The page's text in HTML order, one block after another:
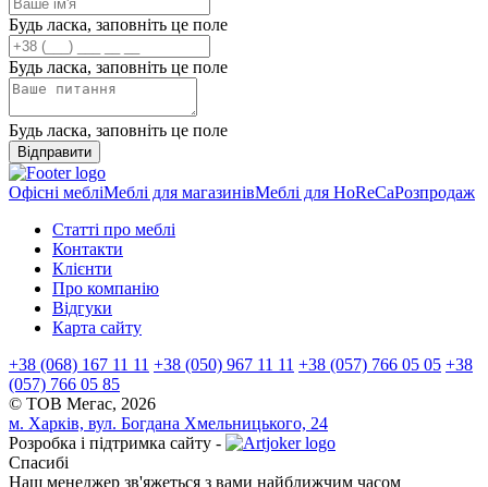
Будь ласка, заповніть це поле
Будь ласка, заповніть це поле
Будь ласка, заповніть це поле
Відправити
Офісні мебліМеблі для магазинівМеблі для HoReCaРозпродаж
Статті про меблі
Контакти
Клієнти
Про компанію
Відгуки
Карта сайту
+38 (068) 167 11 11 +38 (050) 967 11 11 +38 (057) 766 05 05 +38
(057) 766 05 85
© ТОВ Мегас, 2026
м. Харків, вул. Богдана Хмельницького, 24
Розробка і підтримка сайту -
Спасибі
Наш менеджер зв'яжеться з вами найближчим часом